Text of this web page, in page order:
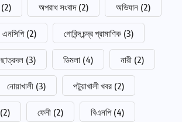
(2) অপরাধ সংবাদ (2) অভিযান (2)
এনসিপি (2) গোবিন্দ চন্দ্র প্রামাণিক (3)
ছাত্রদল (3) ডিমলা (4) নারী (2)
নোয়াখালী (3) পটুয়াখালী খবর (2)
(2) ফেনী (2) বিএনপি (4)